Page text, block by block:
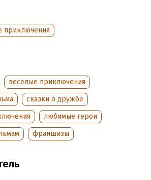
детективам и читайте
2025
февраля 2025
ч.
приключения
веселые приключения
сказки о дружбе
любимые герои
франшизы